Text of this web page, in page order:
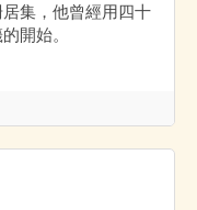
集，他曾經用四十
開始。